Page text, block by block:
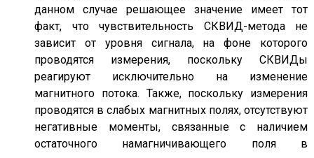
данном случае решающее значение имеет тот
факт, что чувствительность СКВИД-метода не
зависит от уровня сигнала, на фоне которого
проводятся измерения, поскольку СКВИДы
реагируют исключительно на изменение
магнитного потока. Также, поскольку измерения
проводятся в слабых магнитных полях, отсутствуют
негативные моменты, связанные с наличием
остаточного намагничивающего поля в